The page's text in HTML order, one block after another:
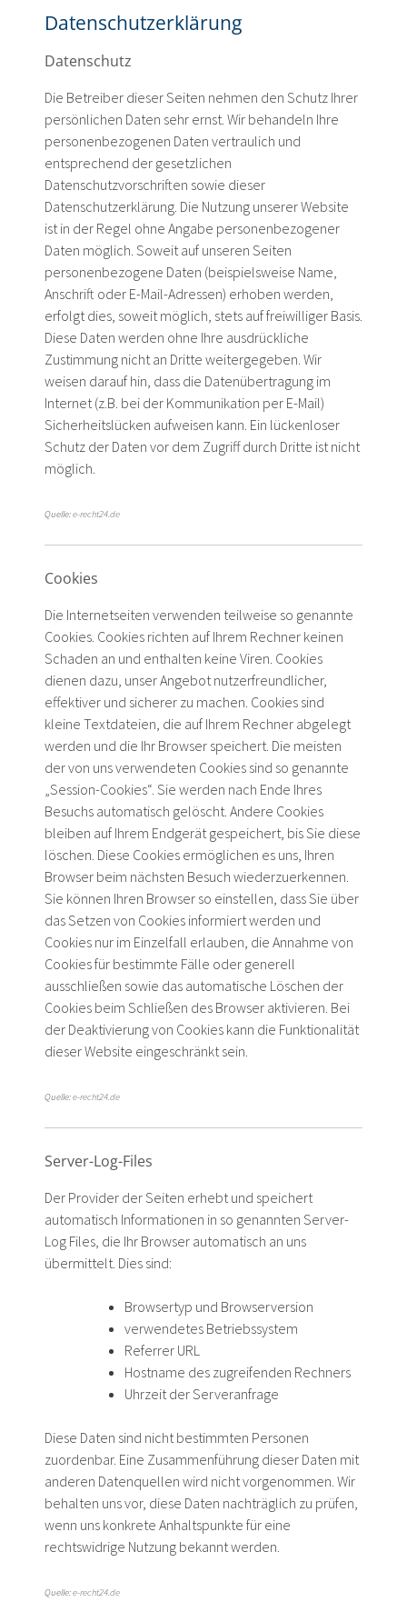
Datenschutzerklärung
Datenschutz
Die Betreiber dieser Seiten nehmen den Schutz Ihrer
persönlichen Daten sehr ernst. Wir behandeln Ihre
personenbezogenen Daten vertraulich und
entsprechend der gesetzlichen
Datenschutzvorschriften sowie dieser
Datenschutzerklärung. Die Nutzung unserer Website
ist in der Regel ohne Angabe personenbezogener
Daten möglich. Soweit auf unseren Seiten
personenbezogene Daten (beispielsweise Name,
Anschrift oder E-Mail-Adressen) erhoben werden,
erfolgt dies, soweit möglich, stets auf freiwilliger Basis.
Diese Daten werden ohne Ihre ausdrückliche
Zustimmung nicht an Dritte weitergegeben. Wir
weisen darauf hin, dass die Datenübertragung im
Internet (z.B. bei der Kommunikation per E-Mail)
Sicherheitslücken aufweisen kann. Ein lückenloser
Schutz der Daten vor dem Zugriff durch Dritte ist nicht
möglich.
Quelle:e-recht24.de
Cookies
Die Internetseiten verwenden teilweise so genannte
Cookies. Cookies richten auf Ihrem Rechner keinen
Schaden an und enthalten keine Viren. Cookies
dienen dazu, unser Angebot nutzerfreundlicher,
effektiver und sicherer zu machen. Cookies sind
kleine Textdateien, die auf Ihrem Rechner abgelegt
werden und die Ihr Browser speichert. Die meisten
der von uns verwendeten Cookies sind so genannte
„Session-Cookies“. Sie werden nach Ende Ihres
Besuchs automatisch gelöscht. Andere Cookies
bleiben auf Ihrem Endgerät gespeichert, bis Sie diese
löschen. Diese Cookies ermöglichen es uns, Ihren
Browser beim nächsten Besuch wiederzuerkennen.
Sie können Ihren Browser so einstellen, dass Sie über
das Setzen von Cookies informiert werden und
Cookies nur im Einzelfall erlauben, die Annahme von
Cookies für bestimmte Fälle oder generell
ausschließen sowie das automatische Löschen der
Cookies beim Schließen des Browser aktivieren. Bei
der Deaktivierung von Cookies kann die Funktionalität
dieser Website eingeschränkt sein.
Quelle:e-recht24.de
Server-Log-Files
Der Provider der Seiten erhebt und speichert
automatisch Informationen in so genannten Server-
Log Files, die Ihr Browser automatisch an uns
übermittelt. Dies sind:
Browsertyp und Browserversion
verwendetes Betriebssystem
Referrer URL
Hostname des zugreifenden Rechners
Uhrzeit der Serveranfrage
Diese Daten sind nicht bestimmten Personen
zuordenbar. Eine Zusammenführung dieser Daten mit
anderen Datenquellen wird nicht vorgenommen. Wir
behalten uns vor, diese Daten nachträglich zu prüfen,
wenn uns konkrete Anhaltspunkte für eine
rechtswidrige Nutzung bekannt werden.
Quelle:e-recht24.de